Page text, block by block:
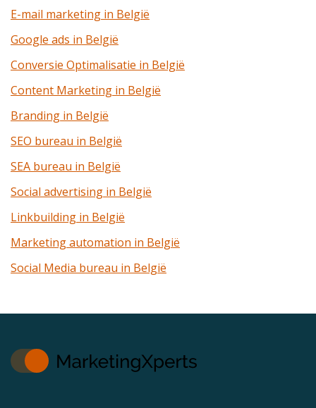
E-mail marketing in België
Google ads in België
Conversie Optimalisatie in België
Content Marketing in België
Branding in België
SEO bureau in België
SEA bureau in België
Social advertising in België
Linkbuilding in België
Marketing automation in België
Social Media bureau in België